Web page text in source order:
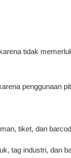
tidak
penggunaan
tiket, dan
tag industri, dan